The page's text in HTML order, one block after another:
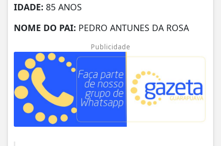
IDADE: 85 ANOS
NOME DO PAI: PEDRO ANTUNES DA ROSA
Publicidade